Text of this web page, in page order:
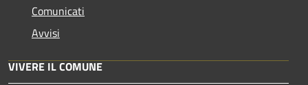
Comunicati
Avvisi
VIVERE IL COMUNE